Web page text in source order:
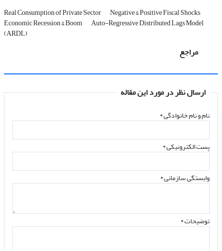
Real Consumption of Private Sector Negative & Positive Fiscal Shocks
Economic Recession & Boom Auto-Regressive Distributed Lags Model
(ARDL)
مراجع
ارسال نظر در مورد این مقاله
نام و نام خانوادگی*
پست الکترونیکی*
وابستگی سازمانی *
توضیحات *